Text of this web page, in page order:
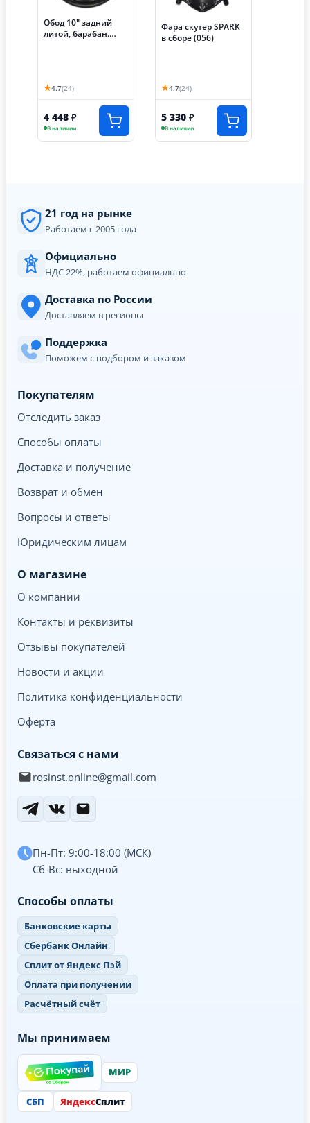
Обод 10" задний
литой, барабан.
★4.7(24)
4 448 ₽
В наличии
Фара скутер SPARK
в сборе (056)
★4.7(24)
5 330 ₽
В наличии
21 год на рынке
Работаем с 2005 года
Официально
НДС 22%, работаем официально
Доставка по России
Доставляем в регионы
Поддержка
Поможем с подбором и заказом
Покупателям
Отследить заказ
Способы оплаты
Доставка и получение
Возврат и обмен
Вопросы и ответы
Юридическим лицам
О магазине
О компании
Контакты и реквизиты
Отзывы покупателей
Новости и акции
Политика конфиденциальности
Оферта
Связаться с нами
rosinst.online@gmail.com
Пн-Пт: 9:00-18:00 (МСК)
Сб-Вс: выходной
Способы оплаты
Банковские карты
Сбербанк Онлайн
Сплит от Яндекс Пэй
Оплата при получении
Расчётный счёт
Мы принимаем
МИР
СБП ЯндексСплит